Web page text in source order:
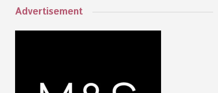
Advertisement